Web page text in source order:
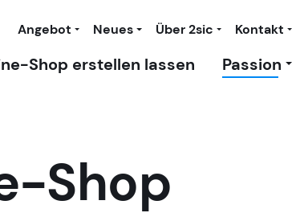
Angebot Neues Über 2sic Kontakt
Shop erstellen lassen Passion
Shop